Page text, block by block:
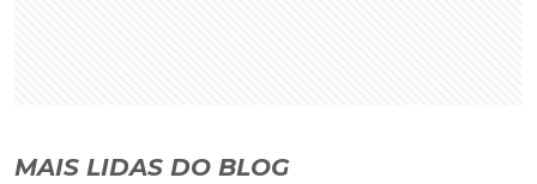
MAIS LIDAS DO BLOG